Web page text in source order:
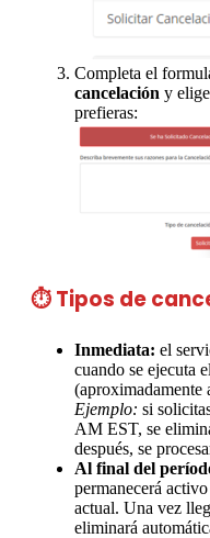
Completa el
cancelación y
prefieras:
⏱️ Tipos de
Inmediata: el
cuando se ejecuta
(aproximadamente
Ejemplo: si
AM EST, se
después, se
Al final del
permanecerá
actual. Una vez
eliminará